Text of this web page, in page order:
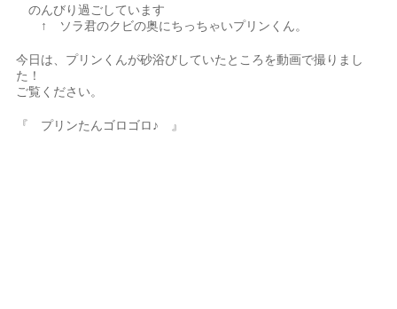
のんびり過ごしています
↑ ソラ君のクビの奥にちっちゃいプリンくん。
今日は、プリンくんが砂浴びしていたところを動画で撮りまし
た！
ご覧ください。
『 プリンたんゴロゴロ♪ 』